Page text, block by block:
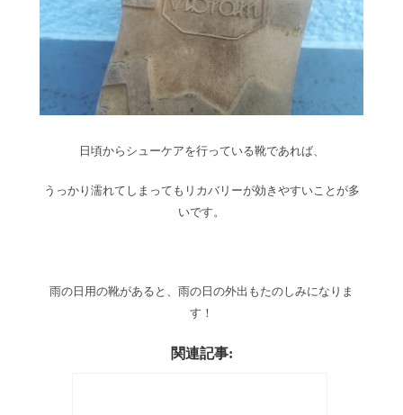
日頃からシューケアを行っている靴であれば、
うっかり濡れてしまってもリカバリーが効きやすいことが多
いです。
雨の日用の靴があると、雨の日の外出もたのしみになりま
す！
関連記事: